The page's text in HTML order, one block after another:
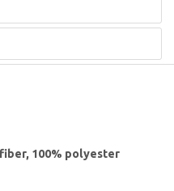
100% polyester